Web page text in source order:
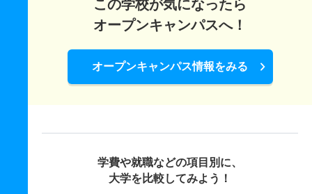
この学校が気になったら
オープンキャンパスへ！
オープンキャンパス情報をみる
学費や就職などの項目別に、
大学を比較してみよう！